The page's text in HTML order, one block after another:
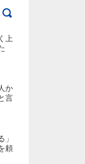
上
か
言
」
頼